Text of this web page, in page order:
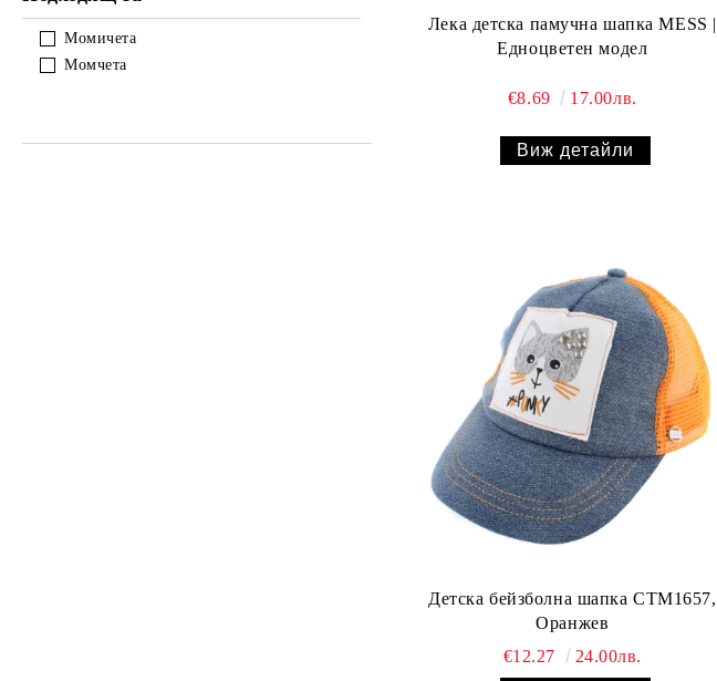
Момичета
Момчета
Лека детска памучна шапка MESS |
Едноцветен модел
€8.69 17.00лв.
Виж детайли
Детска бейзболна шапка CTM1657,
Оранжев
€12.27
24.00лв.